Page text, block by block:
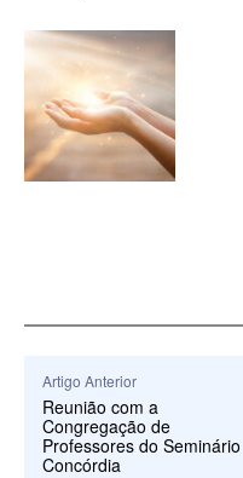
Artigo Anterior
Reunião com a
Congregação de
Professores do Seminário
Concórdia